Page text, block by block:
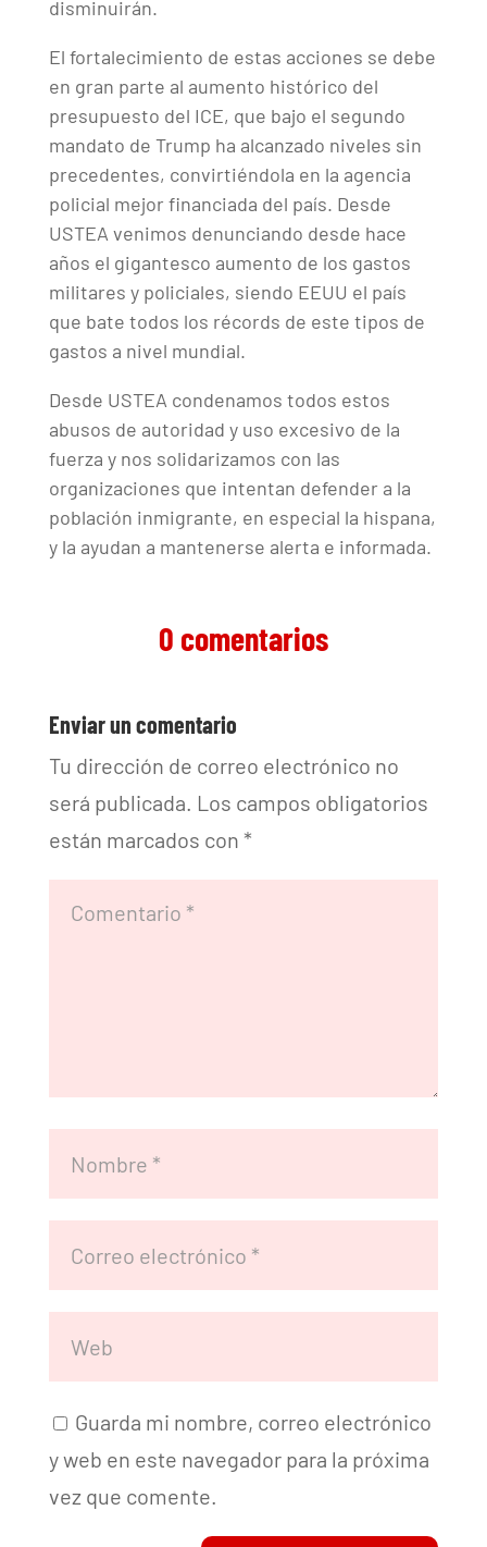
disminuirán.
El fortalecimiento de estas acciones se debe
en gran parte al aumento histórico del
presupuesto del ICE, que bajo el segundo
mandato de Trump ha alcanzado niveles sin
precedentes, convirtiéndola en la agencia
policial mejor financiada del país. Desde
USTEA venimos denunciando desde hace
años el gigantesco aumento de los gastos
militares y policiales, siendo EEUU el país
que bate todos los récords de este tipos de
gastos a nivel mundial.
Desde USTEA condenamos todos estos
abusos de autoridad y uso excesivo de la
fuerza y nos solidarizamos con las
organizaciones que intentan defender a la
población inmigrante, en especial la hispana,
y la ayudan a mantenerse alerta e informada.
0 comentarios
Enviar un comentario
Tu dirección de correo electrónico no
será publicada. Los campos obligatorios
están marcados con *
Guarda mi nombre, correo electrónico
y web en este navegador para la próxima
vez que comente.